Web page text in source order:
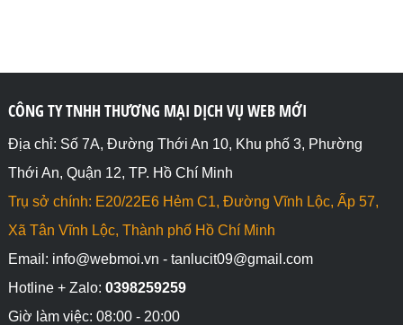
CÔNG TY TNHH THƯƠNG MẠI DỊCH VỤ WEB MỚI
Địa chỉ: Số 7A, Đường Thới An 10, Khu phố 3, Phường
Thới An, Quận 12, TP. Hồ Chí Minh
Trụ sở chính: E20/22E6 Hẻm C1, Đường Vĩnh Lộc, Ấp 57,
Xã Tân Vĩnh Lộc, Thành phố Hồ Chí Minh
Email: info@webmoi.vn - tanlucit09@gmail.com
Hotline + Zalo: 0398259259
Giờ làm việc: 08:00 - 20:00